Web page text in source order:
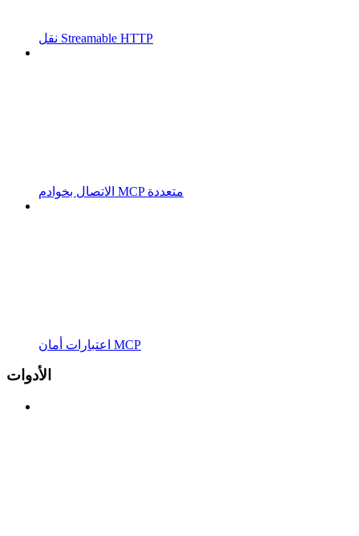
نقل Streamable HTTP
الاتصال بخوادم MCP متعددة
اعتبارات أمان MCP
الأدوات